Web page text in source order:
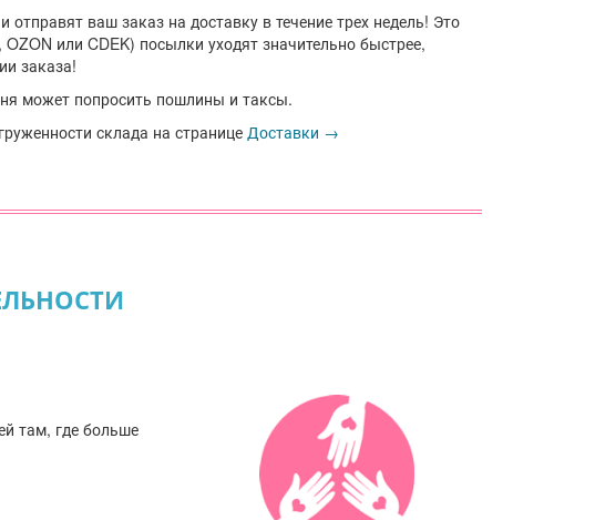
или CDEK) посылки уходят значительно быстрее,
заказа!
может попросить пошлины и таксы.
склада на странице Доставки →
там, где больше